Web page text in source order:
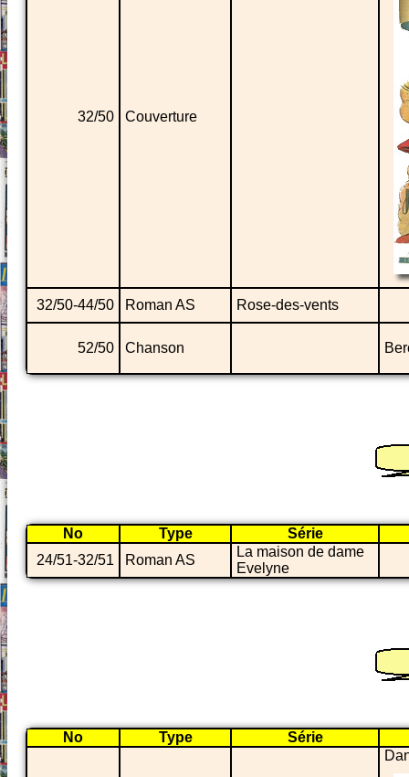
32/50 Couverture
32/50-44/50 Roman AS Rose-des-vents
52/50 Chanson
No Type
Série
24/51-32/51
Roman AS
La maison de dame
Evelyne
No Type Série